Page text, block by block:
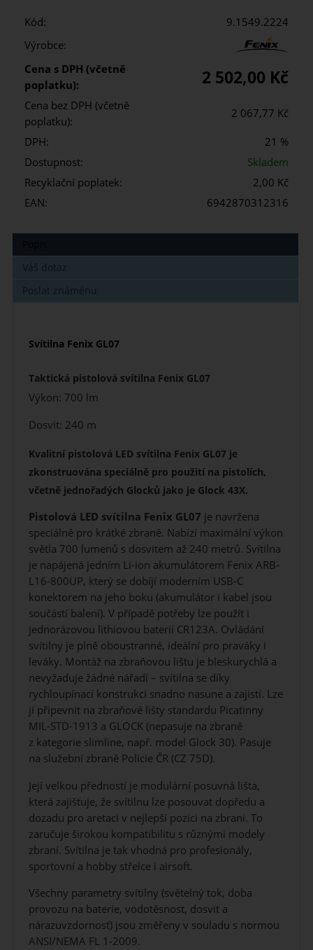
Kód:
9.1549.2224
Výrobce:
Cena s DPH (včetně
poplatku):
2 502,00 Kč
Cena bez DPH (včetně
poplatku):
2 067,77 Kč
DPH:
21 %
Dostupnost:
Skladem
Recyklační poplatek:
2,00 Kč
EAN:
6942870312316
Váš dotaz
Poslat známénu
Svítilna Fenix GL07
Taktická pistolová svítilna Fenix GL07
Výkon: 700 lm
Dosvit: 240 m
Kvalitní pistolová LED svítilna Fenix GL07 je
zkonstruována speciálně pro použití na pistolích,
včetně jednořadých Glocků jako je Glock 43X.
Pistolová LED svítilna Fenix GL07 je navržena
speciálně pro krátké zbraně. Nabízí maximální výkon
světla 700 lumenů s dosvitem až 240 metrů. Svítilna
je napájená jedním Li-ion akumulátorem Fenix ARB-
L16-800UP, který se dobíjí moderním USB-C
konektorem na jeho boku (akumulátor i kabel jsou
součástí balení). V případě potřeby lze použít i
jednorázovou lithiovou baterii CR123A. Ovládání
svítilny je plně oboustranné, ideální pro praváky i
leváky. Montáž na zbraňovou lištu je bleskurychlá a
nevyžaduje žádné nářadí – svítilna se díky
rychloupínací konstrukci snadno nasune a zajistí. Lze
ji připevnit na zbraňové lišty standardu Picatinny
MIL-STD-1913 a GLOCK (nepasuje na zbraně
z kategorie slimline, např. model Glock 30). Pasuje
na služební zbraně Policie ČR (CZ 75D).
Její velkou předností je modulární posuvná lišta,
která zajišťuje, že svítilnu lze posouvat dopředu a
dozadu pro aretaci v nejlepší pozici na zbrani. To
zaručuje širokou kompatibilitu s různými modely
zbraní. Svítilna je tak vhodná pro profesionály,
sportovní a hobby střelce i airsoft.
Všechny parametry svítilny (světelný tok, doba
provozu na baterie, vodotěsnost, dosvit a
nárazuvzdornosť) jsou změřeny v souladu s normou
ANSI/NEMA FL 1-2009.